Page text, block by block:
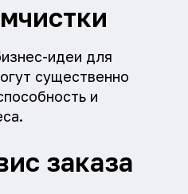
идеи для
существенно
и
заказа